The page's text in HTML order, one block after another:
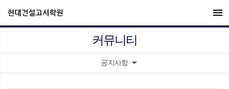
menu
커뮤니티
공지사항arrow_drop_down